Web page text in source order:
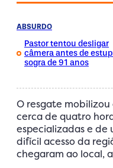
ABSURDO
Pastor tentou desligar
câmera antes de
sogra de 91 anos
O resgate
cerca de quatro
especializadas e de
difícil acesso da
chegaram ao local,